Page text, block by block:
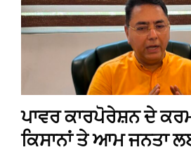
ਪਾਵਰ ਕਾਰਪੋਰੇਸ਼ਨ ਦੇ
ਕਿਸਾਨਾਂ ਤੇ ਆਮ ਜਨਤਾ